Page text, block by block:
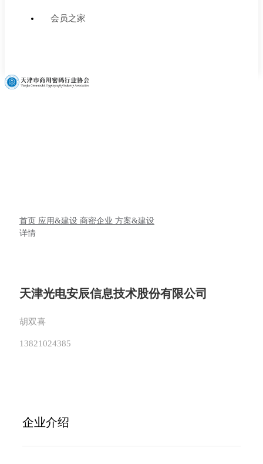
会员之家
首页 应用&建设 商密企业 方案&建设
详情
天津光电安辰信息技术股份有限公司
胡双喜
13821024385
企业介绍